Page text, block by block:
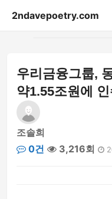
2ndavepoetry.com
acessories
bag
beauty
우리금융그룹,
약1.55조원에
조솔희
0건
3,216회